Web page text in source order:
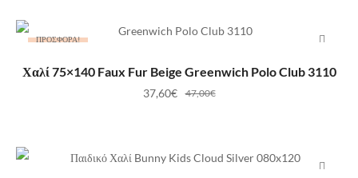
ΠΡΟΣΦΟΡΆ!
ΠΡΟΣΘΉΚΗ ΣΤΟ ΚΑΛΆΘΙ
Χαλί 75×140 Faux Fur Beige Greenwich Polo Club 3110
47,00€
37,60€